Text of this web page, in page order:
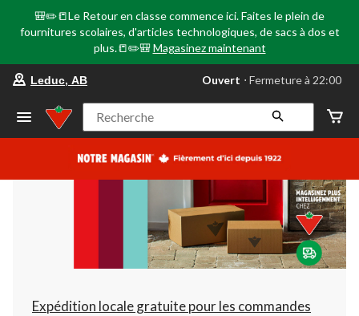
🎒✏️📒Le Retour en classe commence ici. Faites le plein de
fournitures scolaires, d'articles technologiques, de sacs à dos et
plus.📒✏️🎒 Magasinez maintenant
votre
préféré
Leduc,
AB,
courament
Fermeture
à
22:00
cliquer
pour
changer
Leduc, AB Ouvert ⋅ Fermeture à 22:00
Recherche
Expédition locale gratuite pour les commandes